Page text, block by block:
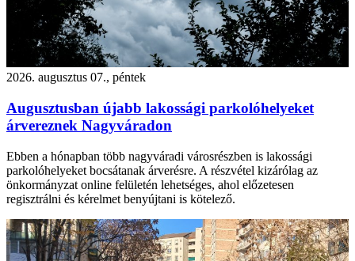
2026. augusztus 07., péntek
Augusztusban újabb lakossági parkolóhelyeket
árvereznek Nagyváradon
Ebben a hónapban több nagyváradi városrészben is lakossági
parkolóhelyeket bocsátanak árverésre. A részvétel kizárólag az
önkormányzat online felületén lehetséges, ahol előzetesen
regisztrálni és kérelmet benyújtani is kötelező.